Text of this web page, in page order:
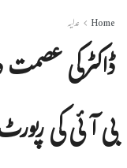
Home عدلیہ
ڈاکٹرکی
بی آئی کی